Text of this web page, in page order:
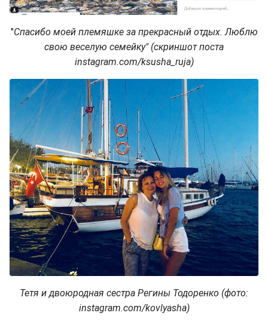
"Спасибо моей племяшке за прекрасный отдых. Люблю
свою веселую семейку" (скриншот поста
instagram.com/ksusha_ruja)
Тетя и двоюродная сестра Регины Тодоренко (фото:
instagram.com/kovlyasha)